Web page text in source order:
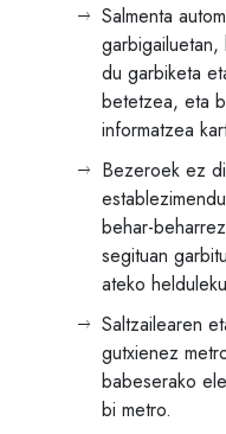
Salmenta
garbigailuetan,
du garbiketa
betetzea, eta
informatzea
Bezeroek ez
behar-
segituan
ateko
Saltzailearen
gutxienez
babeserako
bi metro.